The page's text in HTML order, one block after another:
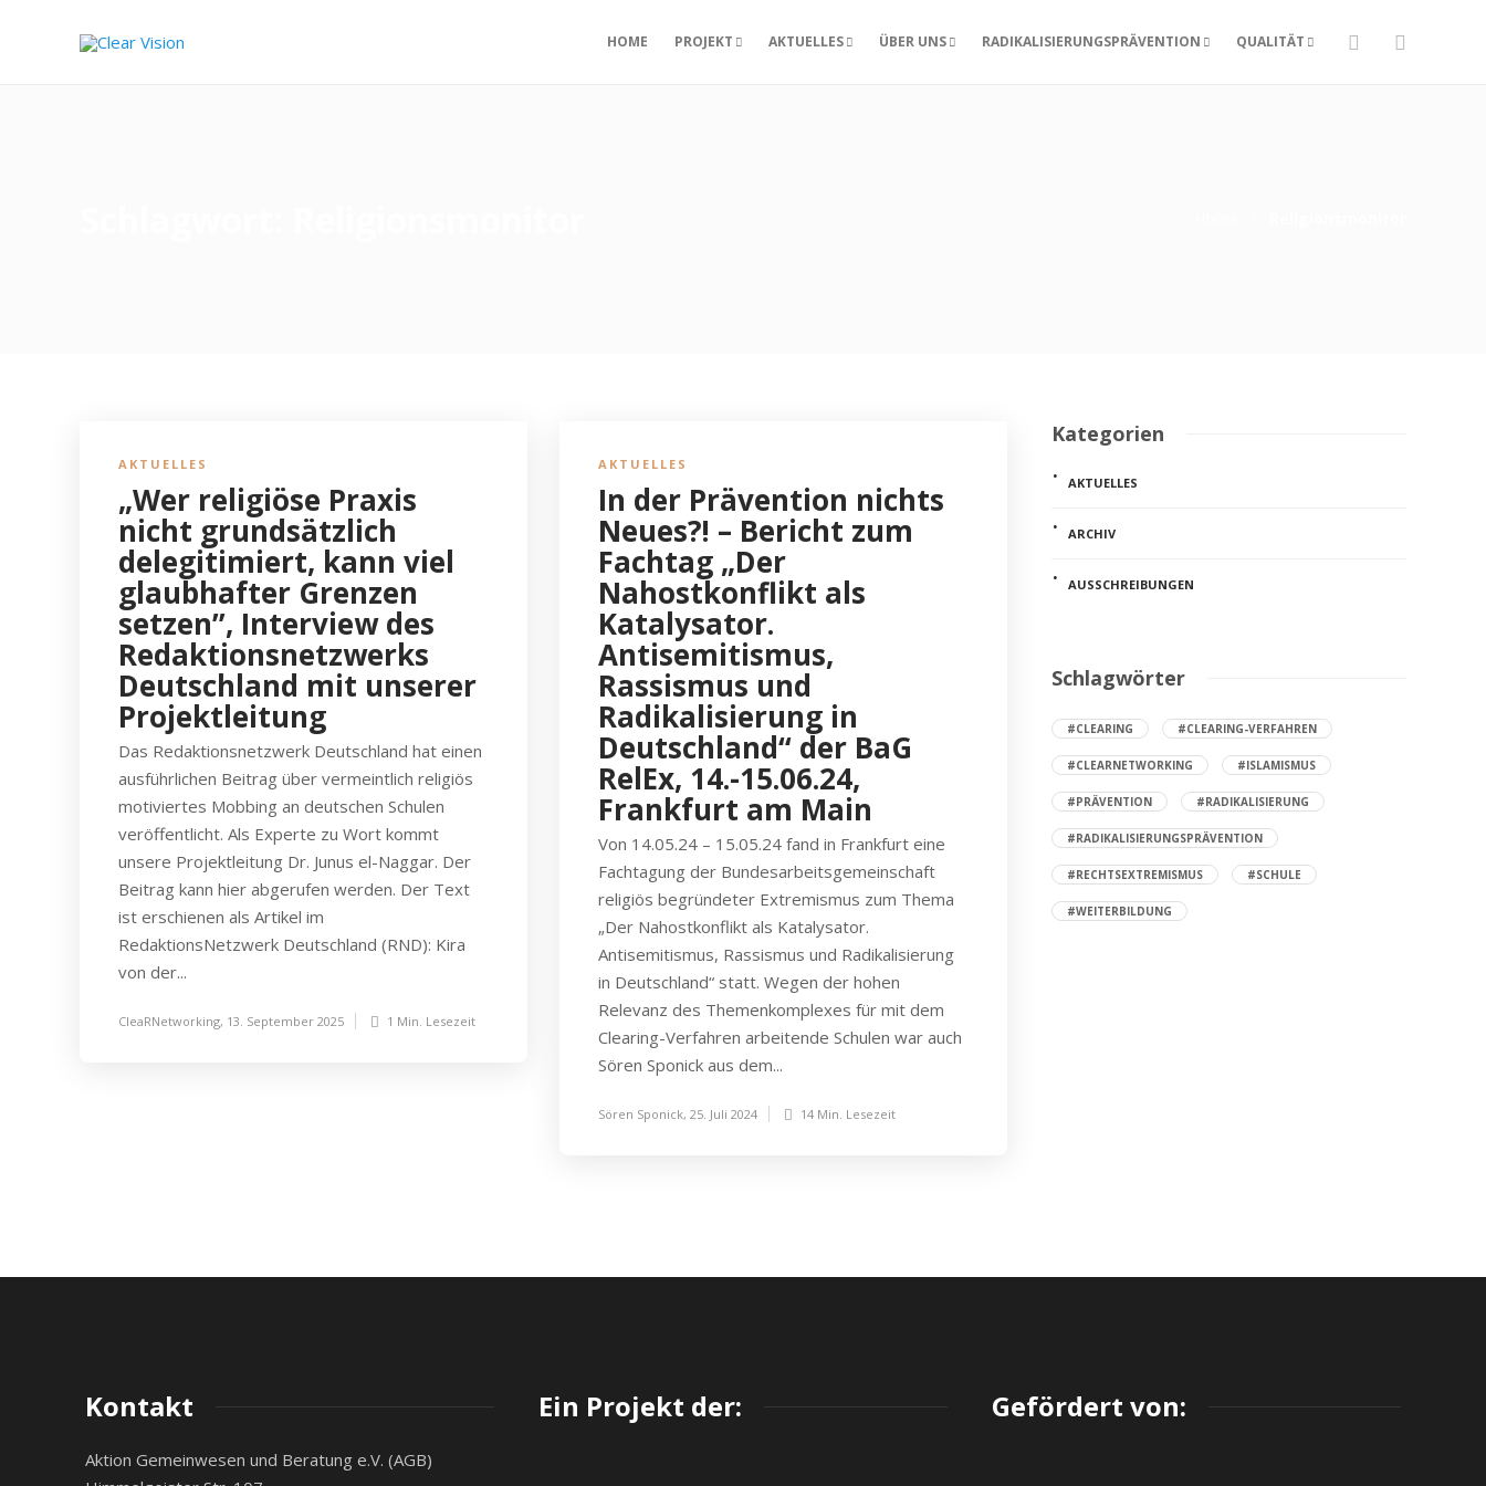
HOME PROJEKT AKTUELLES ÜBER UNS RADIKALISIERUNGSPRÄVENTION QUALITÄT
AKTUELLES
„Wer religiöse Praxis
nicht grundsätzlich
delegitimiert, kann viel
glaubhafter Grenzen
setzen”, Interview des
Redaktionsnetzwerks
Deutschland mit unserer
Projektleitung
Das Redaktionsnetzwerk Deutschland hat einen
ausführlichen Beitrag über vermeintlich religiös
motiviertes Mobbing an deutschen Schulen
veröffentlicht. Als Experte zu Wort kommt
unsere Projektleitung Dr. Junus el-Naggar. Der
Beitrag kann hier abgerufen werden. Der Text
ist erschienen als Artikel im
RedaktionsNetzwerk Deutschland (RND): Kira
von der...
CleaRNetworking, 13. September 2025 1 Min. Lesezeit
AKTUELLES
In der Prävention nichts
Neues?! – Bericht zum
Fachtag „Der
Nahostkonflikt als
Katalysator.
Antisemitismus,
Rassismus und
Radikalisierung in
Deutschland“ der BaG
RelEx, 14.-15.06.24,
Frankfurt am Main
Von 14.05.24 – 15.05.24 fand in Frankfurt eine
Fachtagung der Bundesarbeitsgemeinschaft
religiös begründeter Extremismus zum Thema
„Der Nahostkonflikt als Katalysator.
Antisemitismus, Rassismus und Radikalisierung
in Deutschland“ statt. Wegen der hohen
Relevanz des Themenkomplexes für mit dem
Clearing-Verfahren arbeitende Schulen war auch
Sören Sponick aus dem...
Sören Sponick, 25. Juli 2024 14 Min. Lesezeit
Kategorien
AKTUELLES
ARCHIV
AUSSCHREIBUNGEN
Schlagwörter
#CLEARING #CLEARING-VERFAHREN
#CLEARNETWORKING #ISLAMISMUS
#PRÄVENTION #RADIKALISIERUNG
#RADIKALISIERUNGSPRÄVENTION
#RECHTSEXTREMISMUS #SCHULE
#WEITERBILDUNG
Kontakt
Aktion Gemeinwesen und Beratung e.V. (AGB)
Ein Projekt der: Gefördert von: